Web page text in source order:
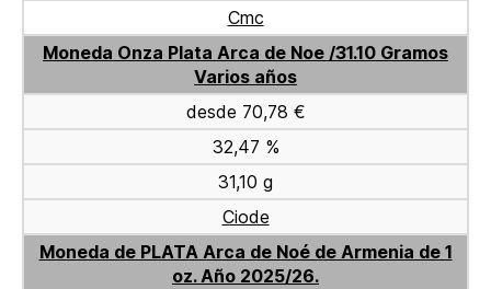
Cmc
Moneda Onza Plata Arca de Noe /31.10 Gramos
Varios años
desde 70,78 €
32,47 %
31,10 g
Ciode
Moneda de PLATA Arca de Noé de Armenia de 1
oz. Año 2025/26.